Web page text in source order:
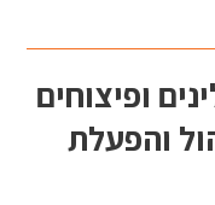
ופיצוחים
והפעלת